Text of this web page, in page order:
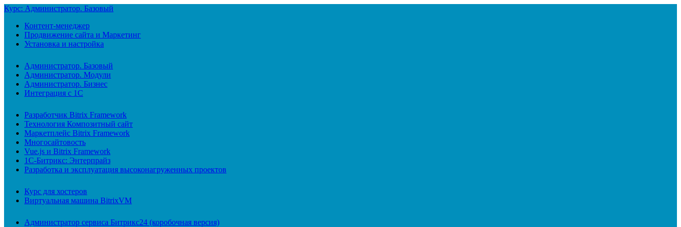
Курс: Администратор. Базовый
Контент-менеджер
Продвижение сайта и Маркетинг
Установка и настройка
Администратор. Базовый
Администратор. Модули
Администратор. Бизнес
Интеграция с 1С
Разработчик Bitrix Framework
Технология Композитный сайт
Маркетплейс Bitrix Framework
Многосайтовость
Vue.js и Bitrix Framework
1С-Битрикс: Энтерпрайз
Разработка и эксплуатация высоконагруженных проектов
Курс для хостеров
Виртуальная машина BitrixVM
Администратор сервиса Битрикс24 (коробочная версия)